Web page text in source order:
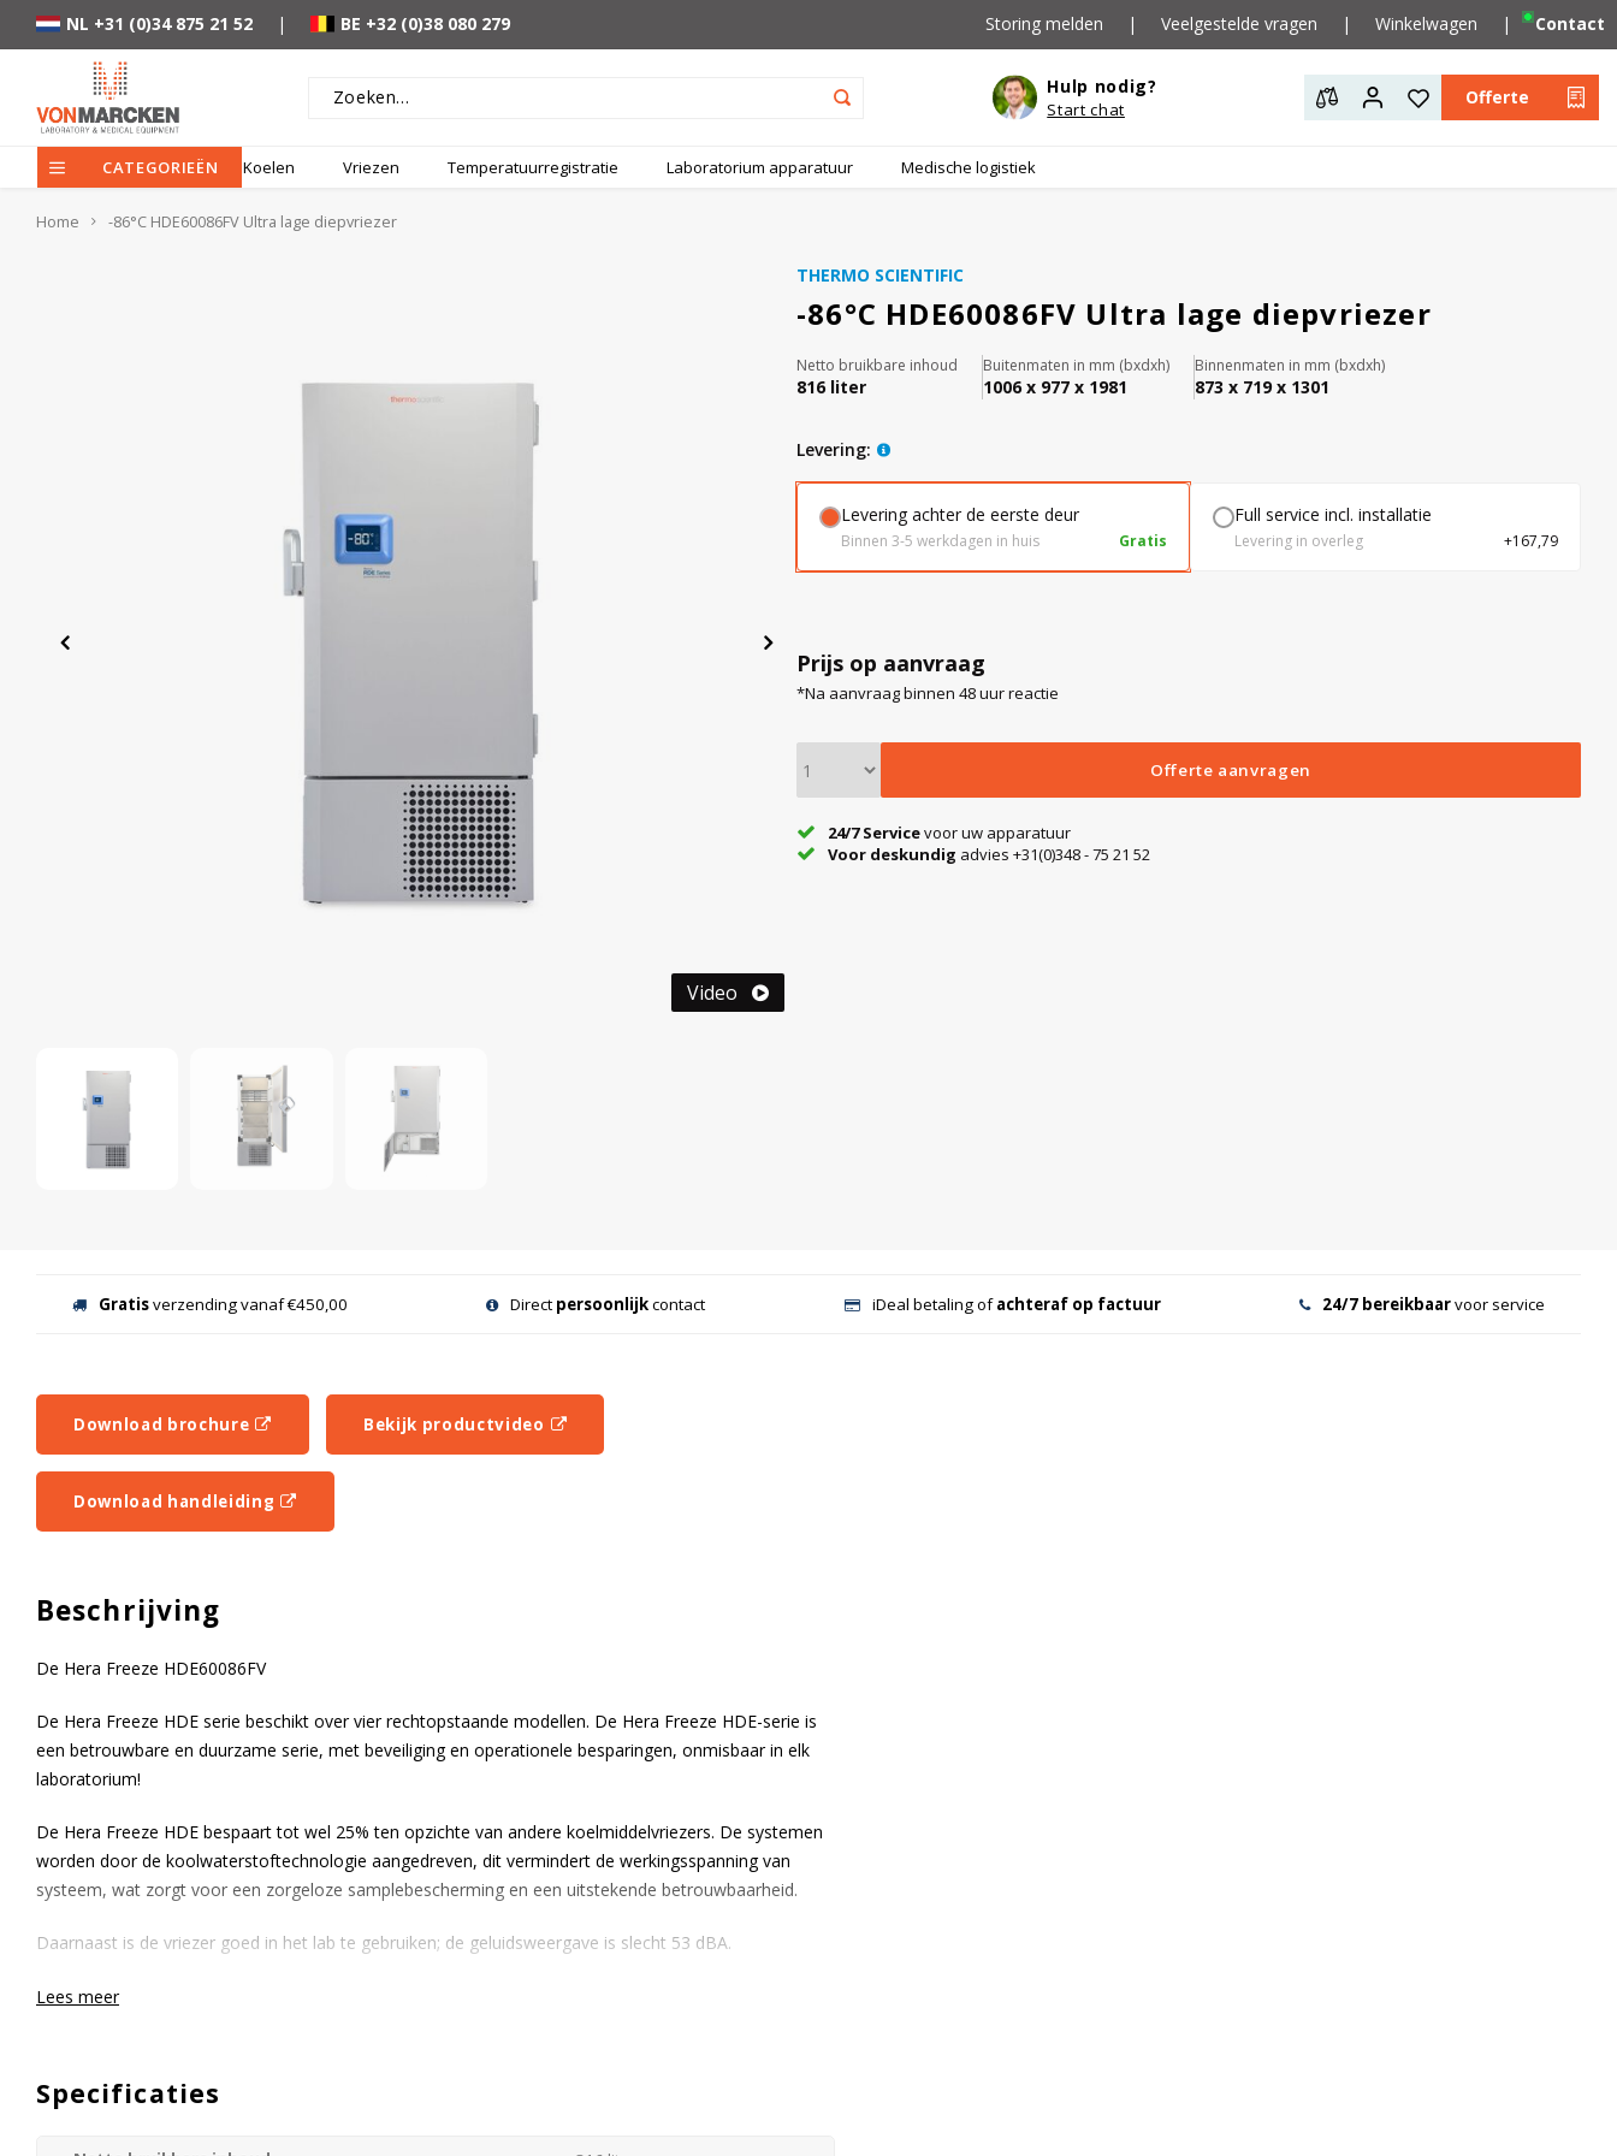
NL +31 (0)34 875 21 52 | BE +32 (0)38 080 279 Storing melden | Veelgestelde vragen | Winkelwagen | Contact
Hulp nodig?
Start chat
Offerte
CATEGORIEËN Koelen Vriezen Temperatuurregistratie Laboratorium apparatuur Medische logistiek
Home -86°C HDE60086FV Ultra lage diepvriezer
Video
THERMO SCIENTIFIC
-86°C HDE60086FV Ultra lage diepvriezer
Netto bruikbare inhoud
816 liter
Buitenmaten in mm (bxdxh)
1006 x 977 x 1981
Binnenmaten in mm (bxdxh)
873 x 719 x 1301
levering:
Levering achter de eerste deur
Binnen 3-5 werkdagen in huis Gratis
Full service incl. installatie
Levering in overleg +167,79
Prijs op aanvraag
*Na aanvraag binnen 48 uur reactie
Offerte aanvragen
24/7 Servicevoor uw apparatuur
Voor deskundig advies +31(0)348 - 75 21 52
Gratisverzending vanaf €450,00 Direct persoonlijkcontact iDeal betaling ofachteraf op factuur 24/7 bereikbaarvoor service
Download brochure Bekijk productvideo
Download handleiding
Beschrijving
De Hera Freeze HDE60086FV
De Hera Freeze HDE serie beschikt over vier rechtopstaande modellen. De Hera Freeze HDE-serie is
een betrouwbare en duurzame serie, met beveiliging en operationele besparingen, onmisbaar in elk
laboratorium!
De Hera Freeze HDE bespaart tot wel 25% ten opzichte van andere koelmiddelvriezers. De systemen
worden door de koolwaterstoftechnologie aangedreven, dit vermindert de werkingsspanning van
systeem, wat zorgt voor een zorgeloze samplebescherming en een uitstekende betrouwbaarheid.
Daarnaast is de vriezer goed in het lab te gebruiken; de geluidsweergave is slecht 53 dBA.
Een ander groot voordeel van deze vriezer is dat de vriezer voldoet aan de validatieprotocollen van
goed leesbaar. Daarnaast bestaat de Hera Freeze HDE serie uit vier verschillende capaciteiten,
Lees meer
Specificaties